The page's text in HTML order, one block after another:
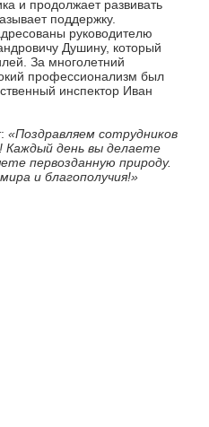
и продолжает развивать
поддержку.
руководителю
Душину, который
За многолетний
профессионализм был
инспектор Иван
«Поздравляем сотрудников
Каждый день вы делаете
первозданную природу.
и благополучия!»